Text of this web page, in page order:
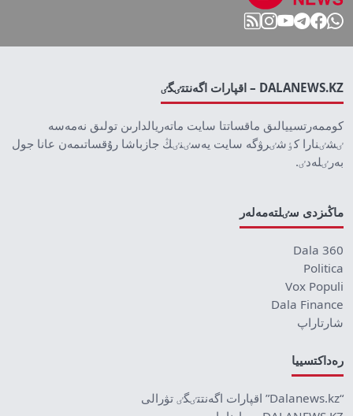
DALANEWS.KZ – اقپارات اگەنتتٸگٸ
كوممەرتسييالىق ماقساتتا سايت ماتەريالدارىن تولىق نەمەسە
ٸشٸنارا كٶشٸرۋگە سايت يەسٸنٸڭ جازباشا رۇقساتىمەن عانا جول
بەرٸلەدٸ.
ماڭىزدى سٸلتەمەلەر
Dala 360
Politica
Vox Populi
Dala Finance
شارتاراپ
رەداكتسييا
“Dalanews.kz” اقپارات اگەنتتٸگٸ تۋرالى